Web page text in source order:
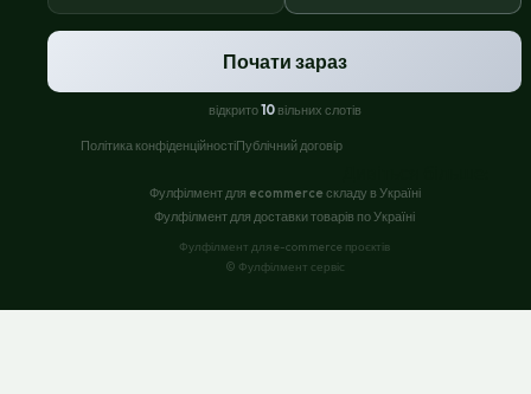
Почати зараз
відкрито10вільних слотів
Політика конфіденційностіПублічний договір
Фулфілмент для ecommerce складу в Україні
Фулфілмент для доставки товарів по Україні
Фулфілмент для e-commerce проєктів
© Фулфілмент сервіс